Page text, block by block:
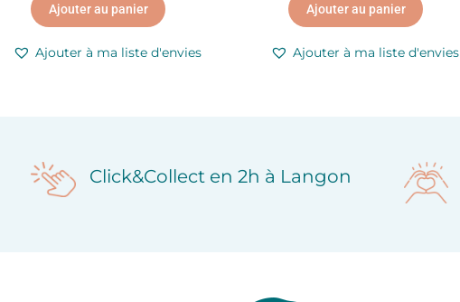
Ajouter au panier
Ajouter à ma liste d'envies
Ajouter au panier
Ajouter à ma liste d'envies
Click&Collect en 2h à Langon